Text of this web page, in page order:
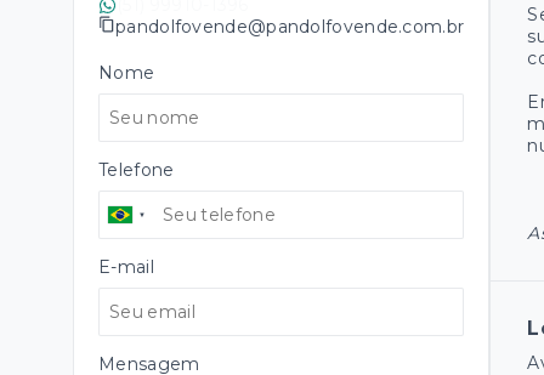
pandolfovende@pandolfovende.com.br
Nome
Telefone
E-mail
Mensagem